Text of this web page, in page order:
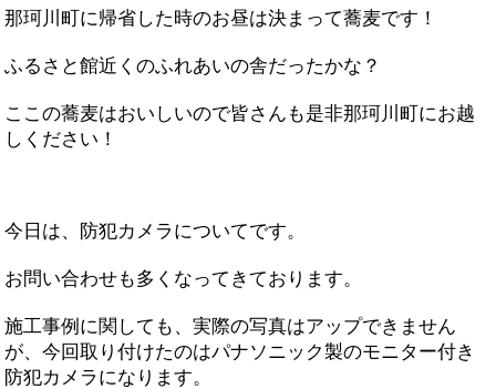
那珂川町に帰省した時のお昼は決まって蕎麦です！
ふるさと館近くのふれあいの舎だったかな？
ここの蕎麦はおいしいので皆さんも是非那珂川町にお越
しください！
今日は、防犯カメラについてです。
お問い合わせも多くなってきております。
施工事例に関しても、実際の写真はアップできません
が、今回取り付けたのはパナソニック製のモニター付き
防犯カメラになります。